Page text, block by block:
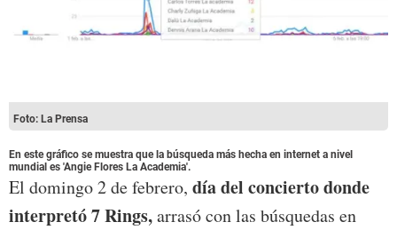
Foto: La Prensa
En este gráfico se muestra que la búsqueda más hecha en internet a nivel
mundial es 'Angie Flores La Academia'.
El domingo 2 de febrero, día del concierto donde
interpretó 7 Rings,arrasó con las búsquedas en